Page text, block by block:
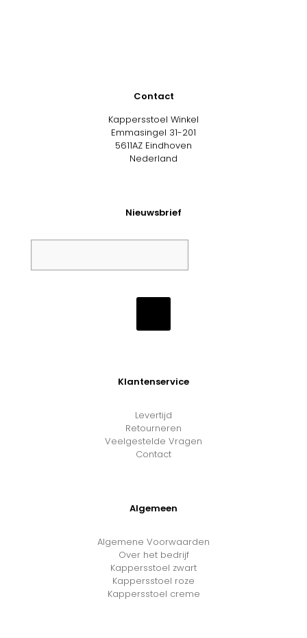
Contact
Kappersstoel Winkel
Emmasingel 31-201
5611AZ Eindhoven
Nederland
Nieuwsbrief
Klantenservice
Levertijd
Retourneren
Veelgestelde Vragen
Contact
Algemeen
Algemene Voorwaarden
Over het bedrijf
Kappersstoel zwart
Kappersstoel roze
Kappersstoel creme